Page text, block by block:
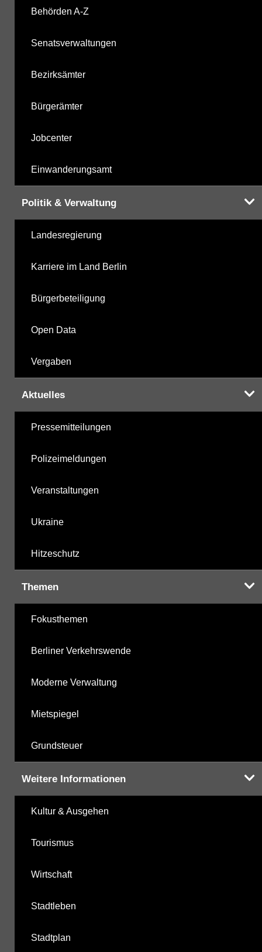
Behörden A-Z
Senatsverwaltungen
Bezirksämter
Bürgerämter
Jobcenter
Einwanderungsamt
Politik & Verwaltung
Landesregierung
Karriere im Land Berlin
Bürgerbeteiligung
Open Data
Vergaben
Aktuelles
Pressemitteilungen
Polizeimeldungen
Veranstaltungen
Ukraine
Hitzeschutz
Themen
Fokusthemen
Berliner Verkehrswende
Moderne Verwaltung
Mietspiegel
Grundsteuer
Weitere Informationen
Kultur & Ausgehen
Tourismus
Wirtschaft
Stadtleben
Stadtplan